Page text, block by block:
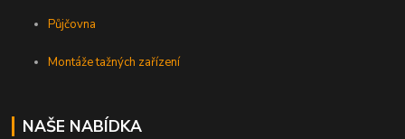
Půjčovna
Montáže tažných zařízení
NAŠE NABÍDKA